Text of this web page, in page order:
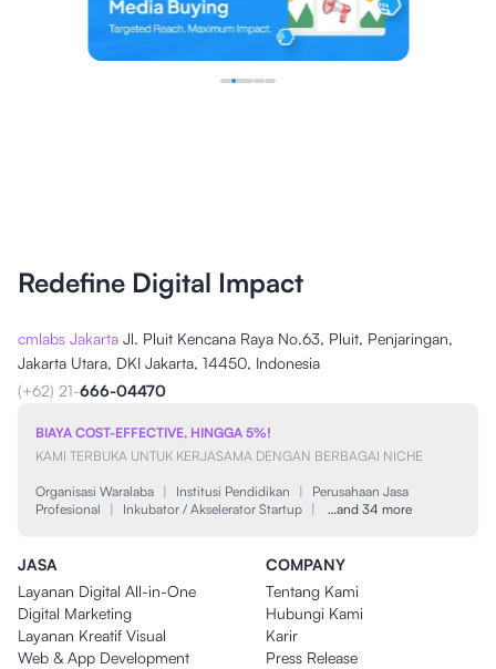
Redefine Digital Impact
cmlabs Jakarta Jl. Pluit Kencana Raya No.63, Pluit, Penjaringan,
Jakarta Utara, DKI Jakarta, 14450, Indonesia
(+62) 21-666-04470
BIAYA COST-EFFECTIVE, HINGGA 5%!
KAMI TERBUKA UNTUK KERJASAMA DENGAN BERBAGAI NICHE
Organisasi Waralaba | Institusi Pendidikan |
Perusahaan Jasa
Profesional
| Inkubator / Akselerator Startup | …and 34 more
JASA
Layanan Digital All-in-One
Digital Marketing
Layanan Kreatif Visual
Web & App Development
COMPANY
Tentang Kami
Hubungi Kami
Karir
Press Release